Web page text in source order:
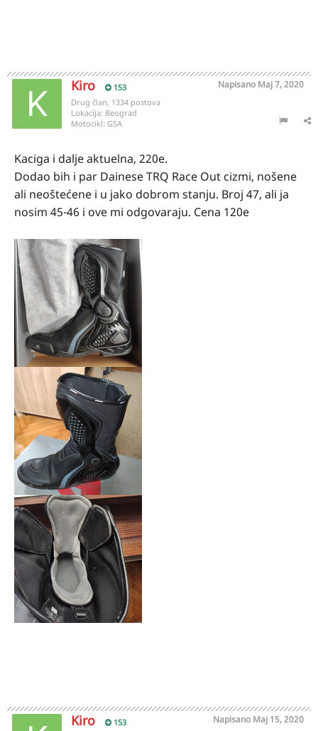
Kiro 153 Napisano Maj 7, 2020
Drug član, 1334 postova
Lokacija: Beograd
Motocikl: GSA
Kaciga i dalje aktuelna, 220e.
Dodao bih i par Dainese TRQ Race Out cizmi, nošene
ali neoštećene i u jako dobrom stanju. Broj 47, ali ja
nosim 45-46 i ove mi odgovaraju. Cena 120e
Kiro 153 Napisano Maj 15, 2020